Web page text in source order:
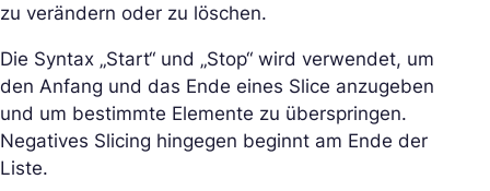
zu verändern oder zu löschen.
Die Syntax „Start“ und „Stop“ wird verwendet, um
den Anfang und das Ende eines Slice anzugeben
und um bestimmte Elemente zu überspringen.
Negatives Slicing hingegen beginnt am Ende der
Liste.